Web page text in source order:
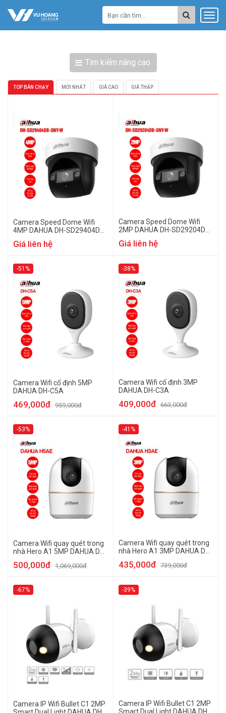
Tìm kiếm nâng cao
TOP BÁN CHẠY MỚI NHẤT GIÁ CAO GIÁ THẤP
Camera Speed Dome Wifi
4MP DAHUA DH-SD29404DB-
Giá liên hệ
Camera Speed Dome Wifi
2MP DAHUA DH-SD29204DB-
Giá liên hệ
-51%
Camera Wifi cố định 5MP
DAHUA DH-C5A
469,000đ 959,000đ
-38%
Camera Wifi cố định 3MP
DAHUA DH-C3A
409,000đ 663,000đ
-53%
Camera Wifi quay quét trong
nhà Hero A1 5MP DAHUA DH-
500,000đ 1,069,000đ
-41%
Camera Wifi quay quét trong
nhà Hero A1 3MP DAHUA DH-
435,000đ 739,000đ
-67%
Camera IP Wifi Bullet C1 2MP
-39%
Camera IP Wifi Bullet C1 2MP